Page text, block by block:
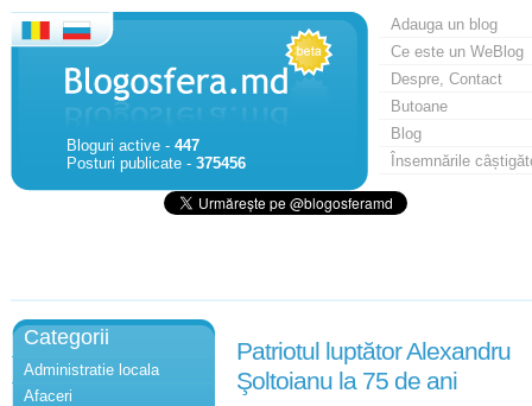
Bloguri active - 447
Posturi publicate - 375456
Adauga un blog
Ce este un WeBlog
Despre, Contact
Butoane
Blog
Însemnările
Categorii
Administratie locala
Afaceri
Patriotul luptător Alexandru
Şoltoianu la 75 de ani